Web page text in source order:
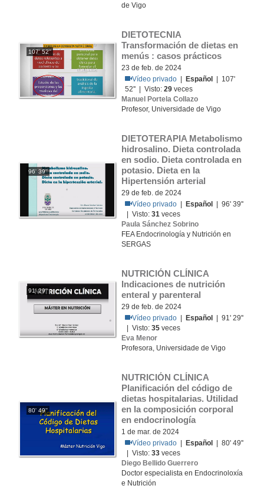
de Vigo
107' 52''
DIETOTECNIA
Transformación de dietas en
menús : casos prácticos
23 de feb. de 2024
Vídeo privado
Español
| 107'
52'' | Visto:29 veces
Manuel Portela Collazo
Profesor, Universidade de Vigo
96' 39''
DIETOTERAPIA Metabolismo
hidrosalino. Dieta controlada
en sodio. Dieta controlada en
potasio. Dieta en la
Hipertensión arterial
29 de feb. de 2024
Vídeo privado
Español
| 96' 39''
| Visto:31 veces
Paula Sánchez Sobrino
FEA Endocrinología y Nutrición en
SERGAS
91' 29''
NUTRICIÓN CLÍNICA
Indicaciones de nutrición
enteral y parenteral
29 de feb. de 2024
Vídeo privado
Español
| 91' 29''
| Visto:35 veces
Eva Menor
Profesora, Universidade de Vigo
80' 49''
NUTRICIÓN CLÍNICA
Planificación del código de
dietas hospitalarias. Utilidad
en la composición corporal
en endocrinología
1 de mar. de 2024
Vídeo privado
Español
| 80' 49''
| Visto:33 veces
Diego Bellido Guerrero
Doctor especialista en Endocrinoloxía
e Nutrición